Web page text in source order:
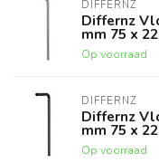
DIFFERNZ
Differnz
mm 75 x
Op voorraad
DIFFERNZ
Differnz
mm 75 x
Op voorraad